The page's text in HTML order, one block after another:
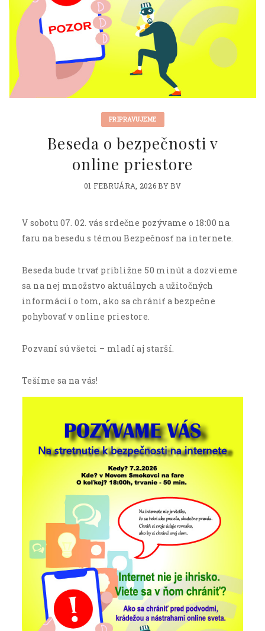
PRIPRAVUJEME
Beseda o bezpečnosti v
online priestore
01 FEBRUÁRA, 2026 BY BV
V sobotu 07. 02. vás srdečne pozývame o 18:00 na
faru na besedu s témou Bezpečnosť na internete.
Beseda bude trvať približne 50 minút a dozvieme
sa na nej množstvo aktuálnych a užitočných
informácií o tom, ako sa chrániť a bezpečne
pohybovať v online priestore.
Pozvaní sú všetci – mladí aj starší.
Tešíme sa na vás!